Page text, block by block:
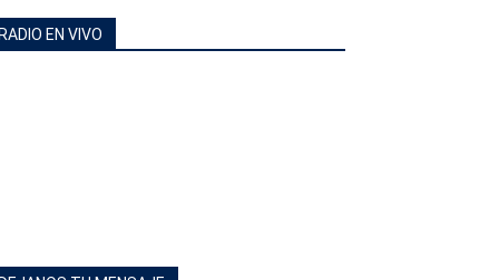
RADIO EN VIVO